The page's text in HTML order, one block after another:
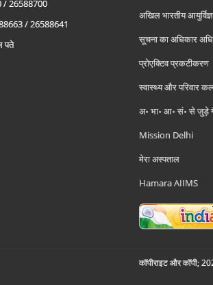
/ 26588700
/ 26588641
पते
अखिल भारतीय
सूचना का अधिकार
प्रोएक्टिव प्रकटीकरण
स्वास्थ्य और परिवार
अ॰ भा॰ आ॰ सं॰ से जुड़े
Mission Delhi
मेरा अस्पताल
Hamara AIIMS
कॉपीराइट और कॉपी;